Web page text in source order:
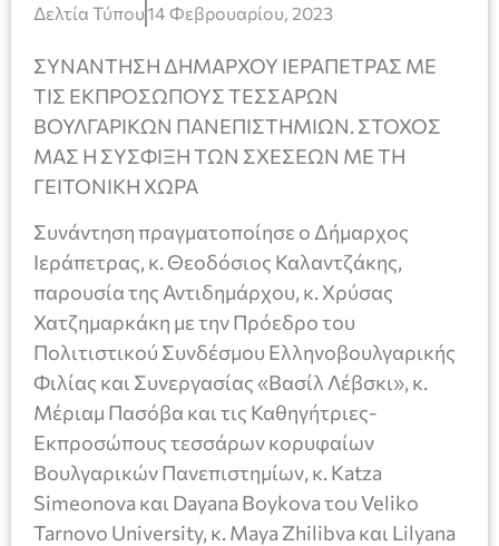
Δελτία Τύπου14 Φεβρουαρίου, 2023
ΣΥΝΑΝΤΗΣΗ ΔΗΜΑΡΧΟΥ ΙΕΡΑΠΕΤΡΑΣ ΜΕ
ΤΙΣ ΕΚΠΡΟΣΩΠΟΥΣ ΤΕΣΣΑΡΩΝ
ΒΟΥΛΓΑΡΙΚΩΝ ΠΑΝΕΠΙΣΤΗΜΙΩΝ. ΣΤΟΧΟΣ
ΜΑΣ Η ΣΥΣΦΙΞΗ ΤΩΝ ΣΧΕΣΕΩΝ ΜΕ ΤΗ
ΓΕΙΤΟΝΙΚΗ ΧΩΡΑ
Συνάντηση πραγματοποίησε ο Δήμαρχος
Ιεράπετρας, κ. Θεοδόσιος Καλαντζάκης,
παρουσία της Αντιδημάρχου, κ. Χρύσας
Χατζημαρκάκη με την Πρόεδρο του
Πολιτιστικού Συνδέσμου Ελληνοβουλγαρικής
Φιλίας και Συνεργασίας «Βασίλ Λέβσκι», κ.
Μέριαμ Πασόβα και τις Καθηγήτριες-
Εκπροσώπους τεσσάρων κορυφαίων
Βουλγαρικών Πανεπιστημίων, κ. Katza
Simeonova και Dayana Boykova του Veliko
Tarnovo University, κ. Maya Zhilibva και Lilyana